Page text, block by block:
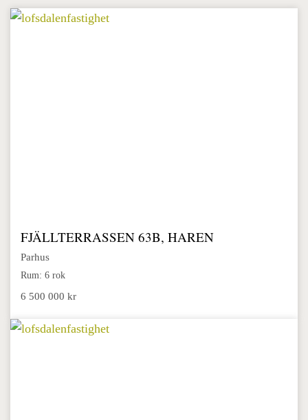
FJÄLLTERRASSEN 63B, HAREN
Parhus
Rum: 6 rok
6 500 000 kr